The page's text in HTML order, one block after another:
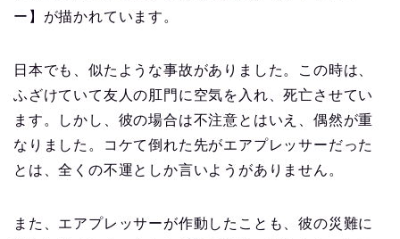
ー】が描かれています。
日本でも、似たような事故がありました。この時は、
ふざけていて友人の肛門に空気を入れ、死亡させてい
ます。しかし、彼の場合は不注意とはいえ、偶然が重
なりました。コケて倒れた先がエアプレッサーだった
とは、全くの不運としか言いようがありません。
また、エアプレッサーが作動したことも、彼の災難に